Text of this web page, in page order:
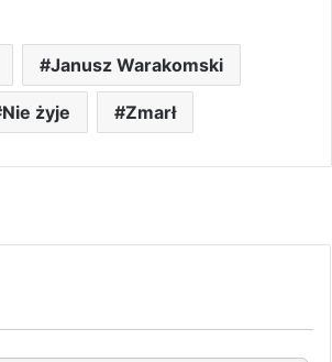
Janusz Warakomski
Nie żyje Zmarł